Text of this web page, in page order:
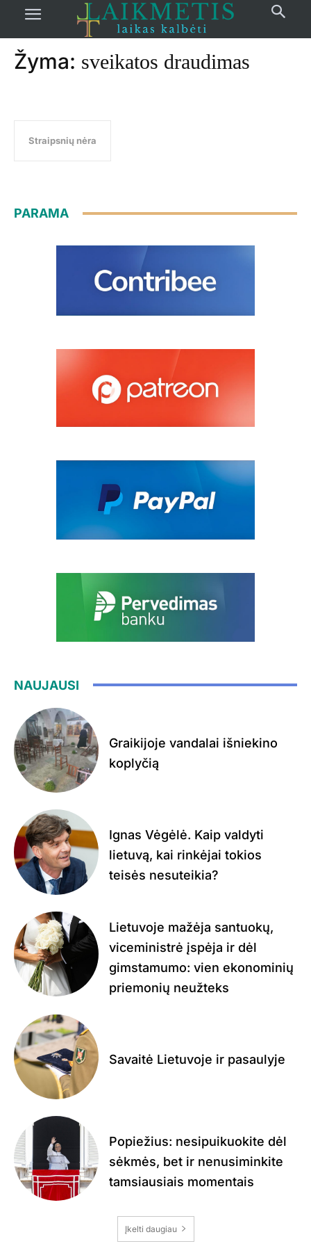
žymos Sveikatos draudimas
Žyma: sveikatos draudimas
Straipsnių nėra
PARAMA
NAUJAUSI
Graikijoje vandalai išniekino
koplyčią
Ignas Vėgėlė. Kaip valdyti
lietuvą, kai rinkėjai tokios
teisės nesuteikia?
Lietuvoje mažėja santuokų,
viceministrė įspėja ir dėl
gimstamumo: vien ekonominių
priemonių neužteks
Savaitė Lietuvoje ir pasaulyje
Popiežius: nesipuikuokite dėl
sėkmės, bet ir nenusiminkite
tamsiausiais momentais
Įkelti daugiau